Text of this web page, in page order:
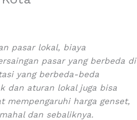
pasar lokal, biaya
pasar yang berbeda di
yang berbeda-beda
dan aturan lokal juga bisa
mempengaruhi harga genset,
dan sebaliknya.